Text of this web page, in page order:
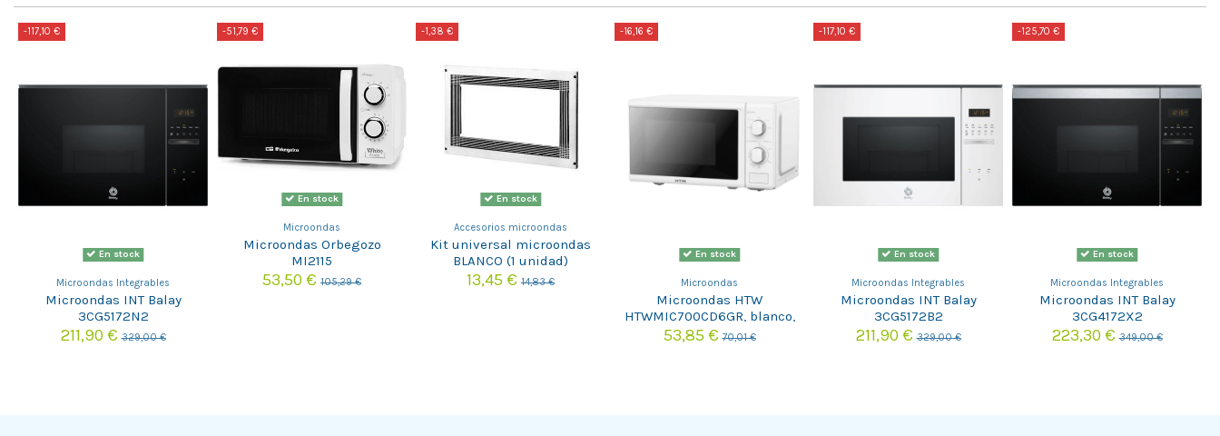
-117,10 €
En stock
Microondas Integrables
Microondas INT Balay
3CG5172N2
211,90 €329,00 €
-51,79 €
En stock
Microondas
Microondas Orbegozo
MI2115
53,50 € 105,29 €
-1,38 €
En stock
Accesorios microondas
Kit universal microondas
BLANCO (1 unidad)
13,45 € 14,83 €
-16,16 €
En stock
Microondas
Microondas HTW
HTWMIC700CD6GR, blanco,
20L, 700W, GRILL
53,85 €70,01 €
-117,10 €
En stock
Microondas Integrables
Microondas INT Balay
3CG5172B2
211,90 €329,00 €
-125,70 €
En stock
Microondas Integrables
Microondas INT Balay
3CG4172X2
223,30 €349,00 €